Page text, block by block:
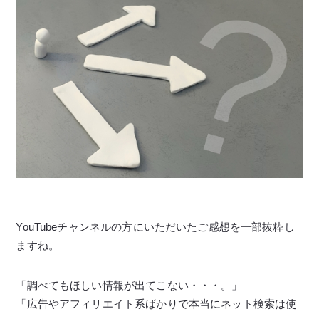
YouTubeチャンネルの方にいただいたご感想を一部抜粋し
ますね。
「調べてもほしい情報が出てこない・・・。」
「広告やアフィリエイト系ばかりで本当にネット検索は使